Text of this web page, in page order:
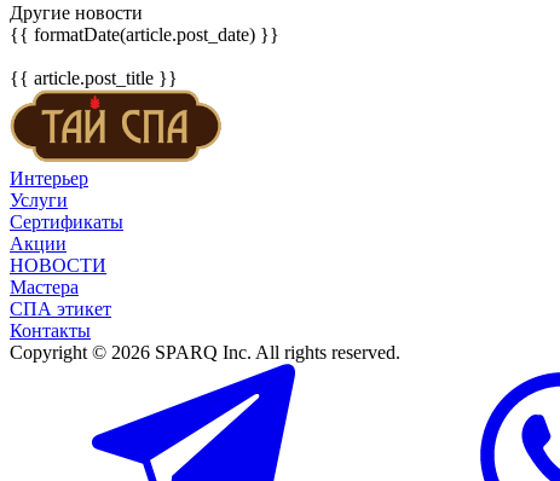
Другие новости
{{ formatDate(article.post_date) }}
{{ article.post_title }}
Интерьер
Услуги
Сертификаты
Акции
НОВОСТИ
Мастера
СПА этикет
Контакты
Copyright © 2026 SPARQ Inc. All rights reserved.